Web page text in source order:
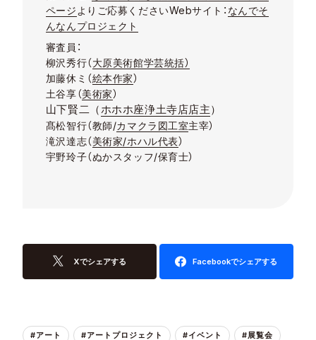
ページ よりご応募くださいWebサイト： なんでそ
んなんプロジェクト
審査員：
柳沢秀行（大原美術館学芸統括）
加藤休ミ（絵本作家）
土谷享（美術家）
山下賢二（ホホホ座浄土寺店店主）
髙松智行（教師/カマクラ図工室主宰）
滝沢達志（美術家/ホハル代表）
宇野玲子（ぬかスタッフ/保育士）
Xでシェアする Facebookでシェアする
#アート #アートプロジェクト #イベント #展覧会